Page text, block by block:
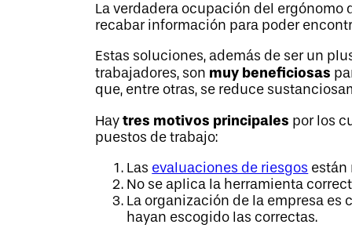
La verdadera ocupación del
recabar información para poder
Estas soluciones, además de ser un
trabajadores, son muy beneficiosas
que, entre otras, se reduce
Haytres motivos principales por los
puestos de trabajo:
Las evaluaciones de riesgos están
No se aplica la herramienta
La organización de la empresa es
hayan escogido las correctas.